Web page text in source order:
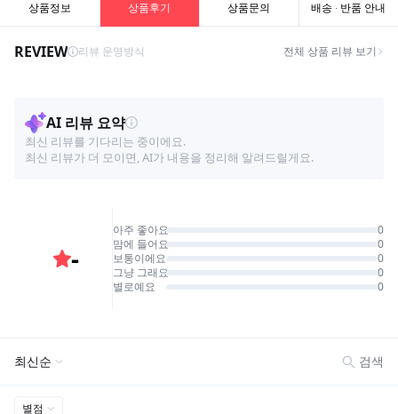
상품정보 상품후기 상품문의 배송 · 반품 안내